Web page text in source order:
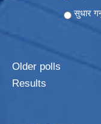
सुधार
Older polls
Results